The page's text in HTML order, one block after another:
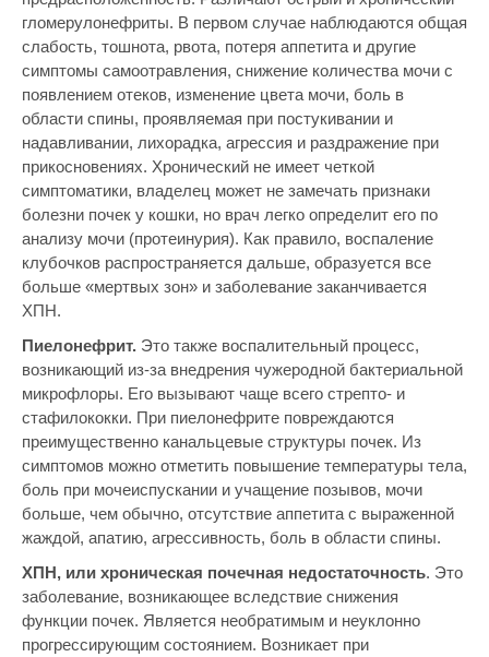
гломерулонефриты. В первом случае наблюдаются общая
слабость, тошнота, рвота, потеря аппетита и другие
симптомы самоотравления, снижение количества мочи с
появлением отеков, изменение цвета мочи, боль в
области спины, проявляемая при постукивании и
надавливании, лихорадка, агрессия и раздражение при
прикосновениях. Хронический не имеет четкой
симптоматики, владелец может не замечать признаки
болезни почек у кошки, но врач легко определит его по
анализу мочи (протеинурия). Как правило, воспаление
клубочков распространяется дальше, образуется все
больше «мертвых зон» и заболевание заканчивается
ХПН.
Пиелонефрит. Это также воспалительный процесс,
возникающий из-за внедрения чужеродной бактериальной
микрофлоры. Его вызывают чаще всего стрепто- и
стафилококки. При пиелонефрите повреждаются
преимущественно канальцевые структуры почек. Из
симптомов можно отметить повышение температуры тела,
боль при мочеиспускании и учащение позывов, мочи
больше, чем обычно, отсутствие аппетита с выраженной
жаждой, апатию, агрессивность, боль в области спины.
ХПН, или хроническая почечная недостаточность. Это
заболевание, возникающее вследствие снижения
функции почек. Является необратимым и неуклонно
прогрессирующим состоянием. Возникает при